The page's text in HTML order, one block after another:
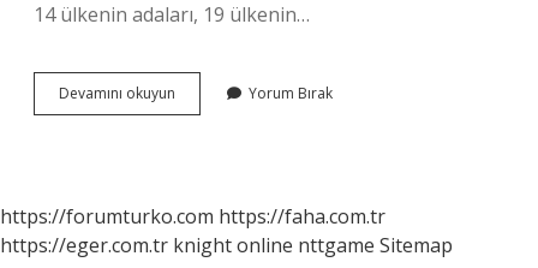
14 ülkenin adaları, 19 ülkenin…
Devamını okuyun
Üye
Yorum Bırak
https://forumturko.com https://faha.com.tr
https://eger.com.tr knight online nttgame Sitemap